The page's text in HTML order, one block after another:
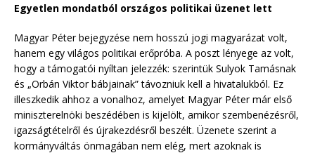
Egyetlen mondatból országos politikai üzenet lett
Magyar Péter bejegyzése nem hosszú jogi magyarázat volt,
hanem egy világos politikai erőpróba. A poszt lényege az volt,
hogy a támogatói nyíltan jelezzék: szerintük Sulyok Tamásnak
és „Orbán Viktor bábjainak” távozniuk kell a hivatalukból. Ez
illeszkedik ahhoz a vonalhoz, amelyet Magyar Péter már első
miniszterelnöki beszédében is kijelölt, amikor szembenézésről,
igazságtételről és újrakezdésről beszélt. Üzenete szerint a
kormányváltás önmagában nem elég, mert azoknak is